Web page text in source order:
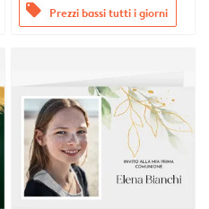
offers Prezzi bassi tutti i giorni